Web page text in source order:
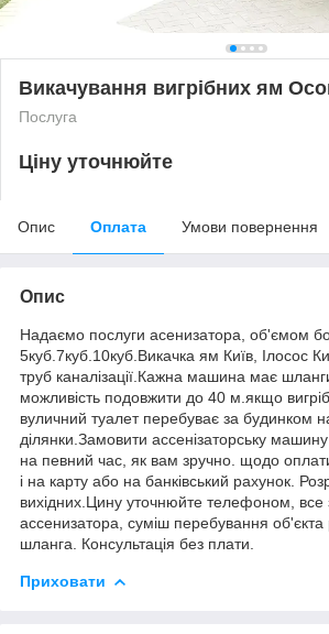
Викачування вигрібних ям
Послуга
Ціну уточнюйте
Опис Оплата Умови повернення
Опис
Надаємо послуги асенизатора, об'ємом
5куб.7куб.10куб.Викачка ям Київ, Ілосос
труб каналізації.Кажна машина має
можливість подовжити до 40 м.якщо
вуличний туалет перебуває за будинком
ділянки.Замовити ассенізаторську
на певний час, як вам зручно. щодо
і на карту або на банківський рахунок.
вихідних.Цину уточнюйте телефоном, все
ассенизатора, суміш перебування об'єкта
шланга. Консультація без плати.
Приховати